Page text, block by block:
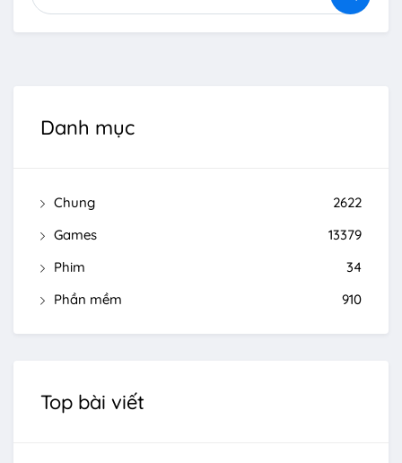
Danh mục
Chung
2622
Games
13379
Phim
34
Phần mềm
910
Top bài viết